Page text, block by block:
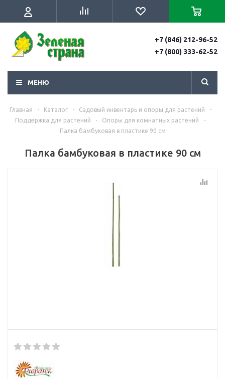
+7 (846) 212-96-52
+7 (800) 333-62-52
МЕНЮ
Главная - Каталог - Садовый инвентарь и опоры для растений
-
Поддержка для растений
- Опоры для комнатных растений
-
Палка бамбуковая в пластике 90 см
Палка бамбуковая в пластике 90 см